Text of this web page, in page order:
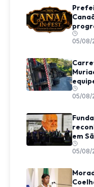
05/08/
05/08/
em
05/08/